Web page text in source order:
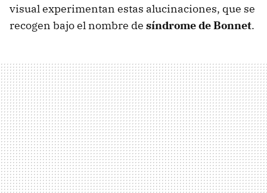
visual experimentan estas alucinaciones, que se
recogen bajo el nombre de síndrome de Bonnet.